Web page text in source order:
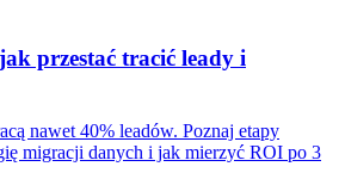
przestać tracić leady i
nawet 40% leadów. Poznaj etapy
migracji danych i jak mierzyć ROI po 3